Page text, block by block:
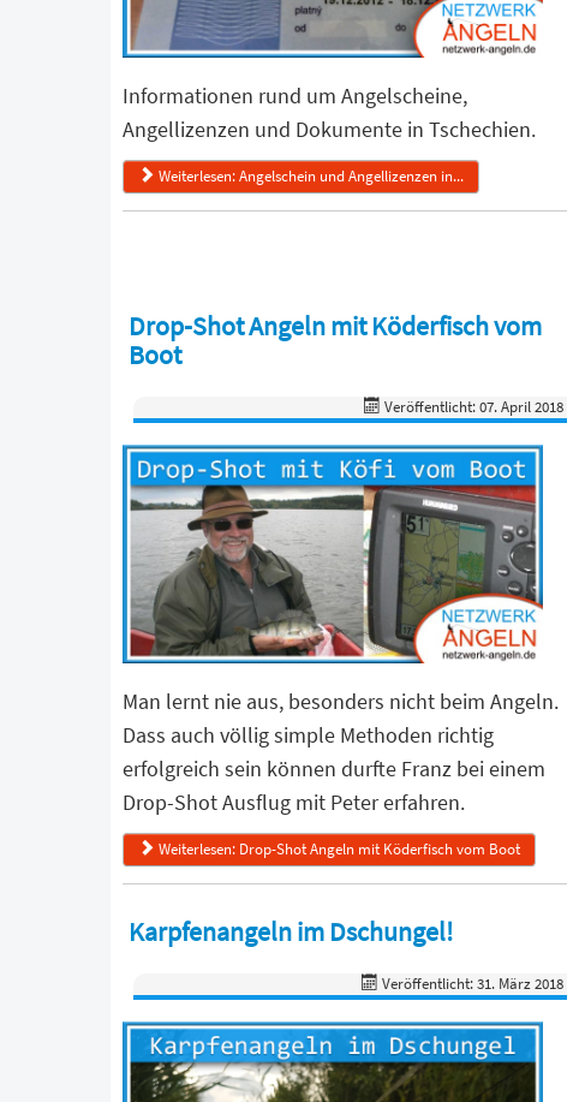
Informationen rund um Angelscheine,
Angellizenzen und Dokumente in Tschechien.
Weiterlesen: Angelschein und Angellizenzen in...
Drop-Shot Angeln mit Köderfisch vom
Boot
Veröffentlicht: 07. April 2018
Man lernt nie aus, besonders nicht beim Angeln.
Dass auch völlig simple Methoden richtig
erfolgreich sein können durfte Franz bei einem
Drop-Shot Ausflug mit Peter erfahren.
Weiterlesen: Drop-Shot Angeln mit Köderfisch vom Boot
Karpfenangeln im Dschungel!
Veröffentlicht: 31. März 2018